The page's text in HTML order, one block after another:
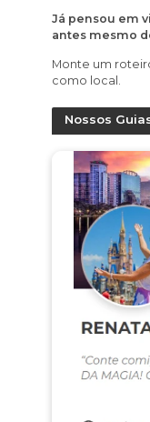
Já pensou em
antes mesmo
Monte um
como local.
Nossos